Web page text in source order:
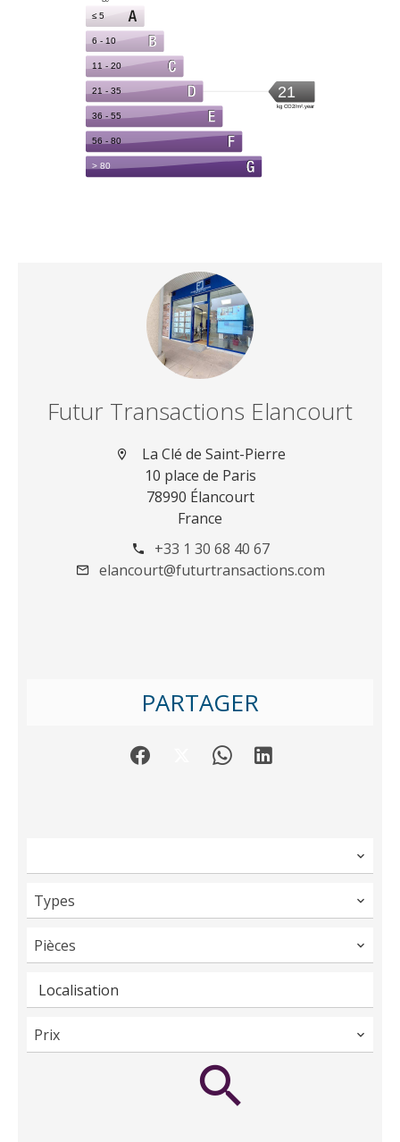
Futur Transactions Elancourt
La Clé de Saint-Pierre
10 place de Paris
78990 Élancourt
France
+33 1 30 68 40 67
elancourt@futurtransactions.com
PARTAGER
Types
Pièces
Localisation
Prix